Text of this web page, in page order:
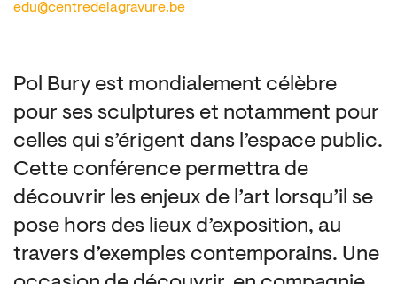
edu@centredelagravure.be
Pol Bury est mondialement célèbre
pour ses sculptures et notamment pour
celles qui s’érigent dans l’espace public.
Cette conférence permettra de
découvrir les enjeux de l’art lorsqu’il se
pose hors des lieux d’exposition, au
travers d’exemples contemporains. Une